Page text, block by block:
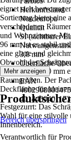
Herkunftsland
Nordeuropa
Qualität
SI (sichtbarer
3,8 mm
Oberfläche/
Gehobelt
EAN
eignet sich
Sortierung bietet eine
verschiedenen
und Wohnzimmer.
96 mm ist es stabil
eine glatte und
Obwohl das
Länge von 2700 mm
Raumgrößen. Der
Deckfläche für
Festgezurrt: Das
Wahl für eine stilvolle
Innenbereich.
Mehr anzeigen
Bereich überspringen
Verantwortlich für